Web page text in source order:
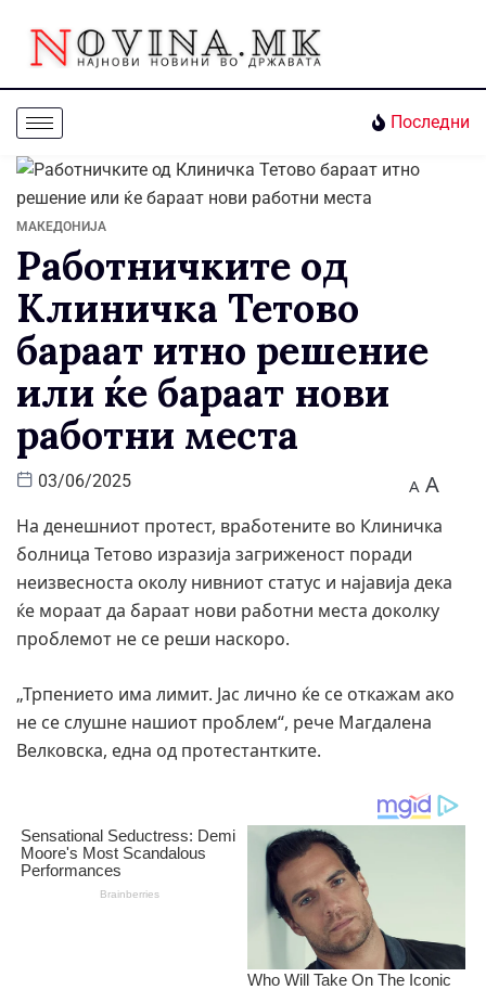
Последни
МАКЕДОНИЈА
Работничките од
Клиничка Тетово
бараат итно решение
или ќе бараат нови
работни места
03/06/2025 A A
На денешниот протест, вработените во Клиничка
болница Тетово изразија загриженост поради
неизвесноста околу нивниот статус и најавија дека
ќе мораат да бараат нови работни места доколку
проблемот не се реши наскоро.
„Трпението има лимит. Јас лично ќе се откажам ако
не се слушне нашиот проблем“, рече Магдалена
Велковска, една од протестантките.